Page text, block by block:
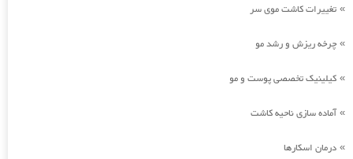
» تغییرات کاشت موی سر
» چرخه ریزش و رشد مو
» کیلینیک تخصصی پوست و مو
»آماده سازی ناحیه کاشت
» درمان اسکارها